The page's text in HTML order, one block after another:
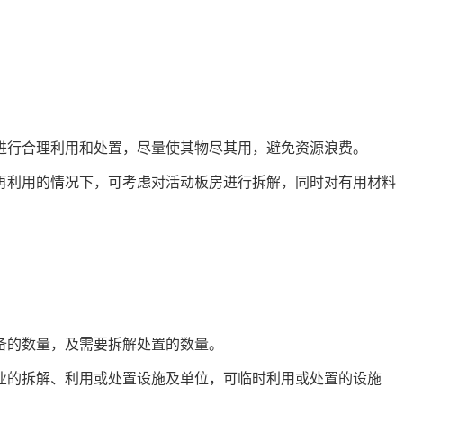
合理利用和处置，尽量使其物尽其用，避免资源浪费。
用的情况下，可考虑对活动板房进行拆解，同时对有用材料
数量，及需要拆解处置的数量。
拆解、利用或处置设施及单位，可临时利用或处置的设施